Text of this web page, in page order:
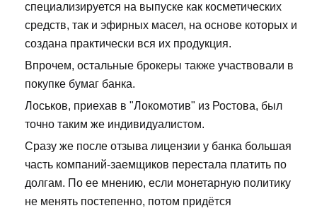
специализируется на выпуске как косметических
средств, так и эфирных масел, на основе которых и
создана практически вся их продукция.
Впрочем, остальные брокеры также участвовали в
покупке бумаг банка.
Лоськов, приехав в "Локомотив" из Ростова, был
точно таким же индивидуалистом.
Сразу же после отзыва лицензии у банка большая
часть компаний-заемщиков перестала платить по
долгам. По ее мнению, если монетарную политику
не менять постепенно, потом придётся